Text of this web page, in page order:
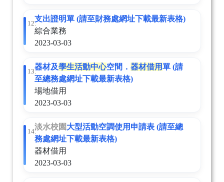
12.
支出證明單 (請至財務處網址下載最新表格)
綜合業務
2023-03-03
13.
器材及學生活動中心空間． 器材借用單 (請
至總務處網址下載最新表格)
場地借用
2023-03-03
14.
淡水校園大型活動空調使用申請表 (請至總
務處網址下載最新表格)
器材借用
2023-03-03